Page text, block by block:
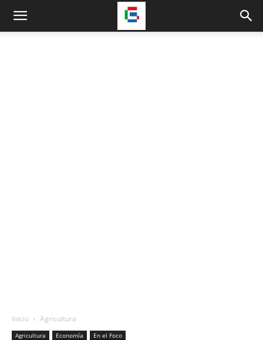
Inicio Agricultura
Agricultura Economía En el Foco